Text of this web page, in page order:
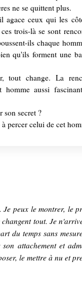
ne se quittent plus.
agace ceux qui les
trois-là se sont
ils chaque
qu'ils forment une
tout change. La
aussi
son secret ?
percer celui de cet
peux le montrer, le
tout. Je
du temps sans
attachement et
le mettre à nu et